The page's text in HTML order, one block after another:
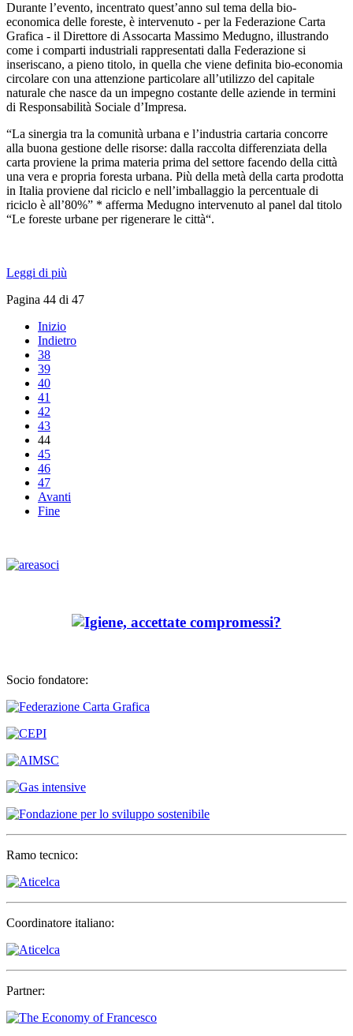
Durante l’evento, incentrato quest’anno sul tema della bio-
economica delle foreste, è intervenuto - per la Federazione Carta
Grafica - il Direttore di Assocarta Massimo Medugno, illustrando
come i comparti industriali rappresentati dalla Federazione si
inseriscano, a pieno titolo, in quella che viene definita bio-economia
circolare con una attenzione particolare all’utilizzo del capitale
naturale che nasce da un impegno costante delle aziende in termini
di Responsabilità Sociale d’Impresa.
“La sinergia tra la comunità urbana e l’industria cartaria concorre
alla buona gestione delle risorse: dalla raccolta differenziata della
carta proviene la prima materia prima del settore facendo della città
una vera e propria foresta urbana. Più della metà della carta prodotta
in Italia proviene dal riciclo e nell’imballaggio la percentuale di
riciclo è all’80%” * afferma Medugno intervenuto al panel dal titolo
“Le foreste urbane per rigenerare le città“.
Leggi di più
Pagina 44 di 47
Inizio
Indietro
38
39
40
41
42
43
44
45
46
47
Avanti
Fine
Socio fondatore:
Ramo tecnico:
Coordinatore italiano:
Partner: